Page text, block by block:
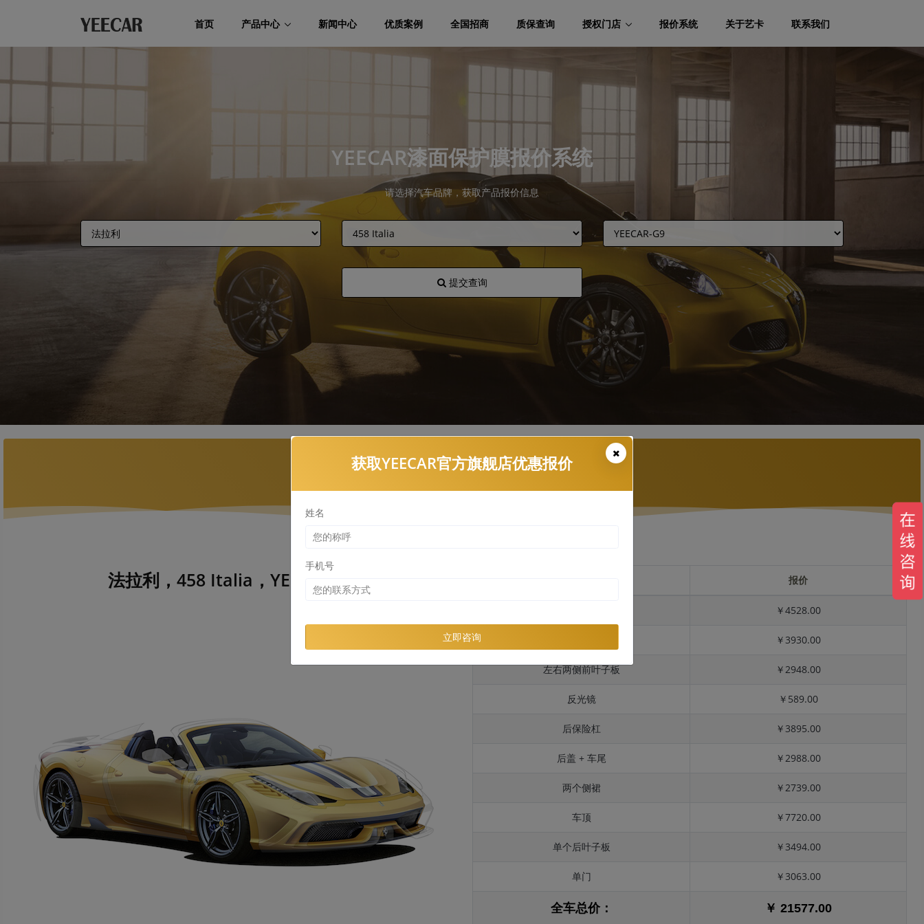
首页 产品中心 新闻中心 优质案例 全国招商 质保查询 授权门店 报价系统 关于艺卡 联系我们
YEECAR漆面保护膜报价系统
请选择汽车品牌，获取产品报价信息
提交查询
YEECAR漆面保护膜报价查询结果
法拉利，458 Italia，YEECAR-G9 报价
￥4528.00
￥3930.00
左右两侧前叶子板 ￥2948.00
反光镜 ￥589.00
后保险杠 ￥3895.00
后盖 + 车尾 ￥2988.00
两个侧裙 ￥2739.00
车顶 ￥7720.00
单个后叶子板 ￥3494.00
单门 ￥3063.00
全车总价： ￥ 21577.00
获取YEECAR官方旗舰店优惠报价
姓名
手机号
立即咨询